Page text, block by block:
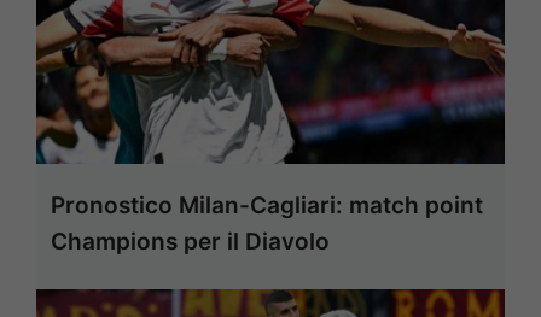
Pronostico Milan-Cagliari: match point
Champions per il Diavolo